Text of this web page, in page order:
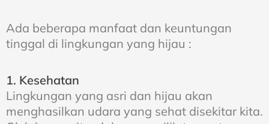
Ada beberapa manfaat dan keuntungan
tinggal di lingkungan yang hijau :
1. Kesehatan
Lingkungan yang asri dan hijau akan
menghasilkan udara yang sehat disekitar kita.